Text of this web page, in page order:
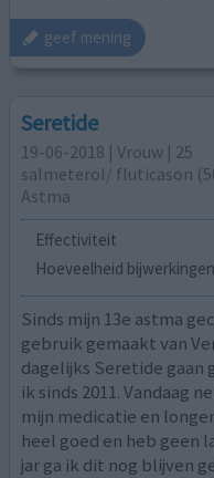
geef mening
Seretide
19-06-2018 | Vrouw | 25
salmeterol/ fluticason
Astma
Effectiviteit
Hoeveelheid bijwerkingen
Sinds mijn 13e astma
gebruik gemaakt van
dagelijks Seretide gaan
ik sinds 2011. Vandaag
mijn medicatie en
heel goed en heb geen
jar ga ik dit nog blijven